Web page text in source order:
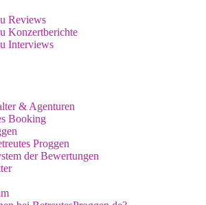
Reviews
Konzertberichte
Interviews
& Agenturen
Booking
Proggen
der Bewertungen